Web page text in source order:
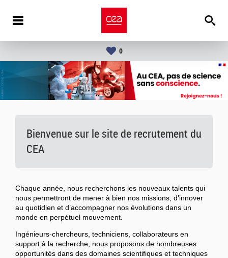
0
Bienvenue sur le site de recrutement du
CEA
Chaque année, nous recherchons les nouveaux talents qui
nous permettront de mener à bien nos missions, d’innover
au quotidien et d’accompagner nos évolutions dans un
monde en perpétuel mouvement.
Ingénieurs-chercheurs, techniciens, collaborateurs en
support à la recherche, nous proposons de nombreuses
opportunités dans des domaines scientifiques et techniques